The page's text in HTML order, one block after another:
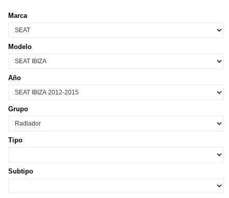
Marca
Modelo
Año
Grupo
Tipo
Subtipo